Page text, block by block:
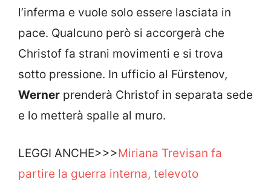
l’inferma e vuole solo essere lasciata in
pace. Qualcuno però si accorgerà che
Christof fa strani movimenti e si trova
sotto pressione. In ufficio al Fürstenov,
Werner prenderà Christof in separata sede
e lo metterà spalle al muro.
LEGGI ANCHE>>>Miriana Trevisan fa
partire la guerra interna, televoto